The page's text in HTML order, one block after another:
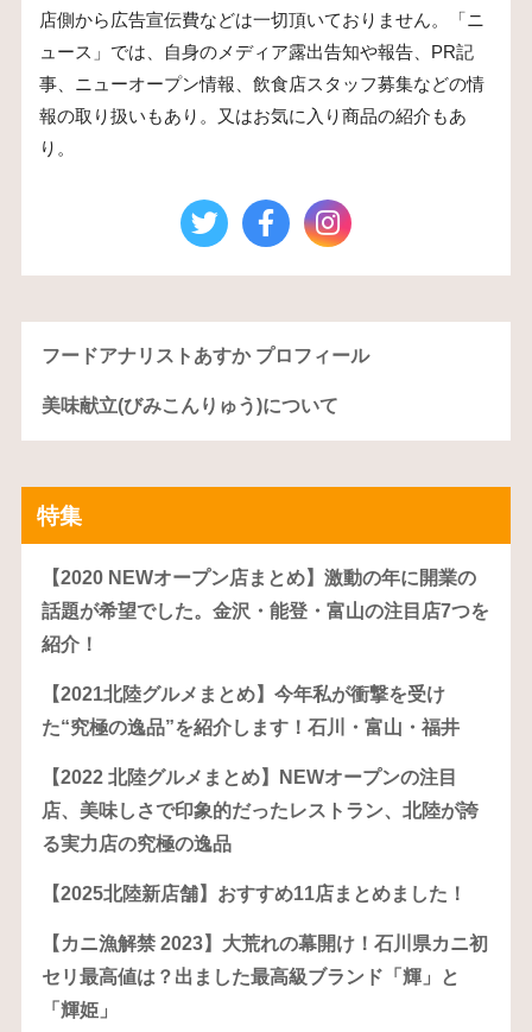
店側から広告宣伝費などは一切頂いておりません。「ニ
ュース」では、自身のメディア露出告知や報告、PR記
事、ニューオープン情報、飲食店スタッフ募集などの情
報の取り扱いもあり。又はお気に入り商品の紹介もあ
り。
フードアナリストあすか プロフィール
美味献立(びみこんりゅう)について
特集
【2020 NEWオープン店まとめ】激動の年に開業の
話題が希望でした。金沢・能登・富山の注目店7つを
紹介！
【2021北陸グルメまとめ】今年私が衝撃を受け
た“究極の逸品”を紹介します！石川・富山・福井
【2022 北陸グルメまとめ】NEWオープンの注目
店、美味しさで印象的だったレストラン、北陸が誇
る実力店の究極の逸品
【2025北陸新店舗】おすすめ11店まとめました！
【カニ漁解禁 2023】大荒れの幕開け！石川県カニ初
セリ最高値は？出ました最高級ブランド「輝」と
「輝姫」